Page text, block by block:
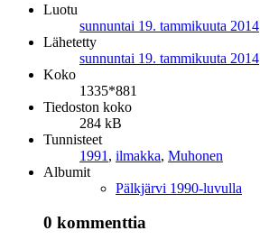
Luotu
sunnuntai 19. tammikuuta 2014
Lähetetty
sunnuntai 19. tammikuuta 2014
Koko
1335*881
Tiedoston koko
284 kB
Tunnisteet
1991 , ilmakka, Muhonen
Albumit
Pälkjärvi 1990-luvulla
0 kommenttia